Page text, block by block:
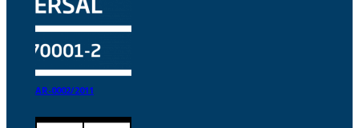
AR-0002/2011